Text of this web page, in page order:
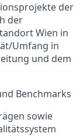
der
der
Wien in
Umfang in
und dem
Benchmarks
sowie